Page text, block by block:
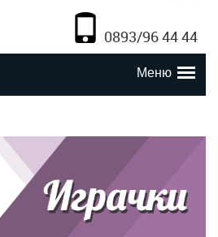
0893/96 44 44